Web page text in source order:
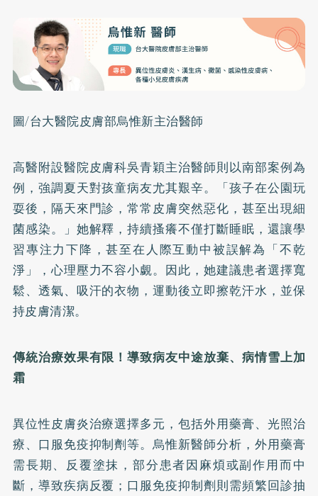
圖/台大醫院皮膚部烏惟新主治醫師
高醫附設醫院皮膚科吳青穎主治醫師則以南部案例為
例，強調夏天對孩童病友尤其艱辛。「孩子在公園玩
耍後，隔天來門診，常常皮膚突然惡化，甚至出現細
菌感染。」她解釋，持續搔癢不僅打斷睡眠，還讓學
習專注力下降，甚至在人際互動中被誤解為「不乾
淨」，心理壓力不容小覷。因此，她建議患者選擇寬
鬆、透氣、吸汗的衣物，運動後立即擦乾汗水，並保
持皮膚清潔。
傳統治療效果有限！導致病友中途放棄、病情雪上加
霜
異位性皮膚炎治療選擇多元，包括外用藥膏、光照治
療、口服免疫抑制劑等。烏惟新醫師分析，外用藥膏
需長期、反覆塗抹，部分患者因麻煩或副作用而中
斷，導致疾病反覆；口服免疫抑制劑則需頻繁回診抽